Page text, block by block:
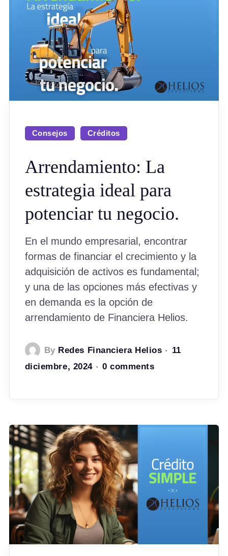
Consejos Créditos
Arrendamiento: La
estrategia ideal para
potenciar tu negocio.
En el mundo empresarial, encontrar
formas de financiar el crecimiento y la
adquisición de activos es fundamental;
y una de las opciones más efectivas y
en demanda es la opción de
arrendamiento de Financiera Helios.
By Redes Financiera Helios
11
diciembre, 2024
0 comments